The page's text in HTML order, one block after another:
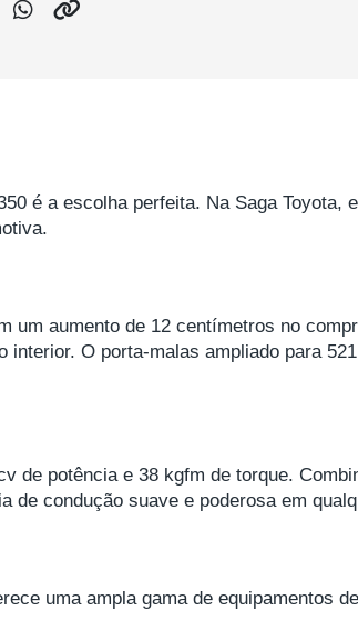
é a escolha perfeita. Na Saga Toyota,
um aumento de 12 centímetros no
O porta-malas ampliado para
de potência e 38 kgfm de torque.
condução suave e poderosa em
uma ampla gama de equipamentos